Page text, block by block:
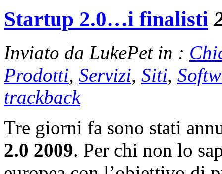
Startup 2.0…i finalisti
Inviato da LukePet in :
Prodotti, Servizi, Siti,
trackback
Tre giorni fa sono stati
2.0 2009. Per chi non lo